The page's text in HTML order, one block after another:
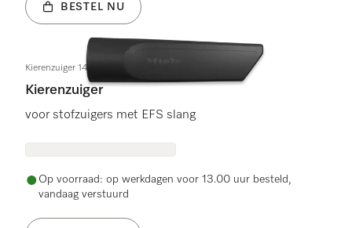
BESTEL NU
Kierenzuiger 149mm obsw
Kierenzuiger
voor stofzuigers met EFS slang
Op voorraad: op werkdagen voor 13.00 uur besteld,
vandaag verstuurd